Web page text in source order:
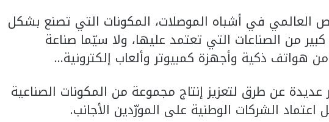
العالمي في أشباه الموصلات، المكونات التي تصنع بشكل
من الصناعات التي تعتمد عليها، ولا سيّما صناعة
هواتف ذكية وأجهزة كمبيوتر وألعاب إلكترونية…
عديدة عن طرق لتعزيز إنتاج مجموعة من المكونات الصناعية
اعتماد الشركات الوطنية على المورّدين الأجانب.